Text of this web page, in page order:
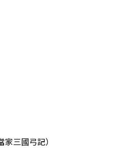
三國弓記）